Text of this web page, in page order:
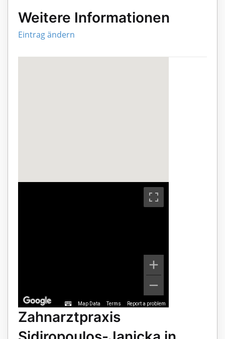
Weitere Informationen
Eintrag ändern
Map Data Terms Report a problem
Zahnarztpraxis